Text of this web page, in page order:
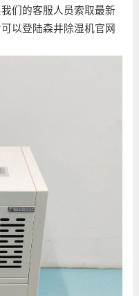
们的客服人员索取最新
以登陆森井除湿机官网